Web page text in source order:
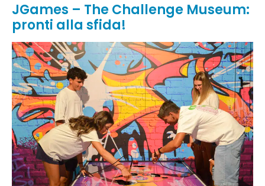
JGames – The Challenge Museum:
pronti alla sfida!